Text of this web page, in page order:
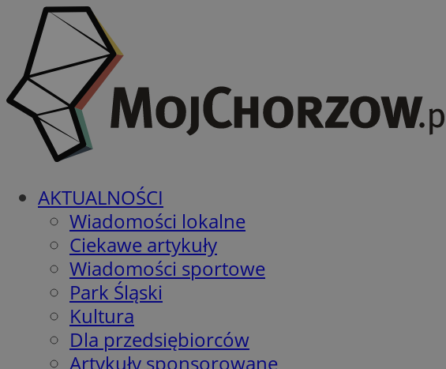
AKTUALNOŚCI
Wiadomości lokalne
Ciekawe artykuły
Wiadomości sportowe
Park Śląski
Kultura
Dla przedsiębiorców
Artykuły sponsorowane